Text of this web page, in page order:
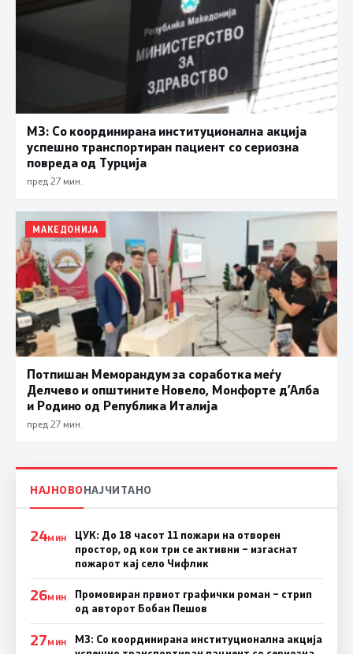
МЗ: Со координирана институционална акција
успешно транспортиран пациент со сериозна
повреда од Турција
пред 27 мин.
МАКЕДОНИЈА
Потпишан Меморандум за соработка меѓу
Делчево и општините Новело, Монфорте д’Алба
и Родино од Република Италија
пред 27 мин.
НАЈНОВОНАЈЧИТАНО
24МИН
ЦУК: До 18 часот 11 пожари на отворен
простор, од кои три се активни – изгаснат
пожарот кај село Чифлик
26МИН
Промовиран првиот графички роман – стрип
од авторот Бобан Пешов
27МИН
МЗ: Со координирана институционална акција